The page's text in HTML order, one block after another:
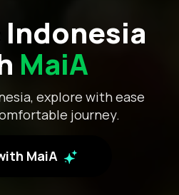
MaiA
explore with ease
journey.
MaiA